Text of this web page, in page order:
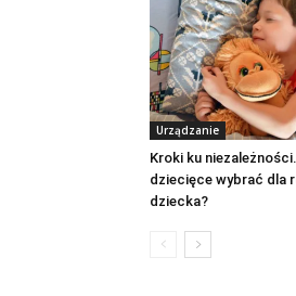
Urządzanie
Kroki ku
dziecięce wybrać dla
dziecka?